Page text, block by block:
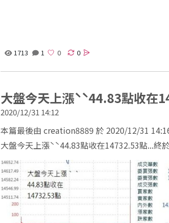
1713 1 0
大盤今天上漲ˋˋ44.83點收在
2020/12/31 14:12
本篇最後由 creation8889 於 2020/12/31
大盤今天上漲ˋˋ44.83點收在14732.53點...終